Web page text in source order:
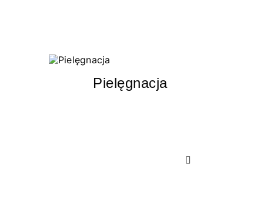
Pielęgnacja